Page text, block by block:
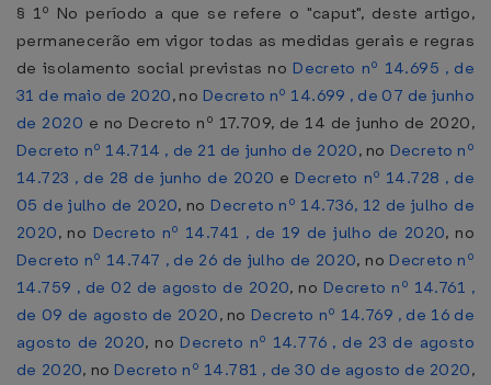
§ 1º No período a que se refere o "caput", deste artigo,
permanecerão em vigor todas as medidas gerais e regras
de isolamento social previstas no Decreto nº 14.695 , de
31 de maio de 2020, no Decreto nº 14.699 , de 07 de junho
de 2020 e no Decreto nº 17.709, de 14 de junho de 2020,
Decreto nº 14.714 , de 21 de junho de 2020, no Decreto nº
14.723 , de 28 de junho de 2020 e Decreto nº 14.728 , de
05 de julho de 2020, no Decreto nº 14.736, 12 de julho de
2020, no Decreto nº 14.741 , de 19 de julho de 2020, no
Decreto nº 14.747 , de 26 de julho de 2020, no Decreto nº
14.759 , de 02 de agosto de 2020, no Decreto nº 14.761 ,
de 09 de agosto de 2020, no Decreto nº 14.769 , de 16 de
agosto de 2020, no Decreto nº 14.776 , de 23 de agosto
de 2020, no Decreto nº 14.781 , de 30 de agosto de 2020,